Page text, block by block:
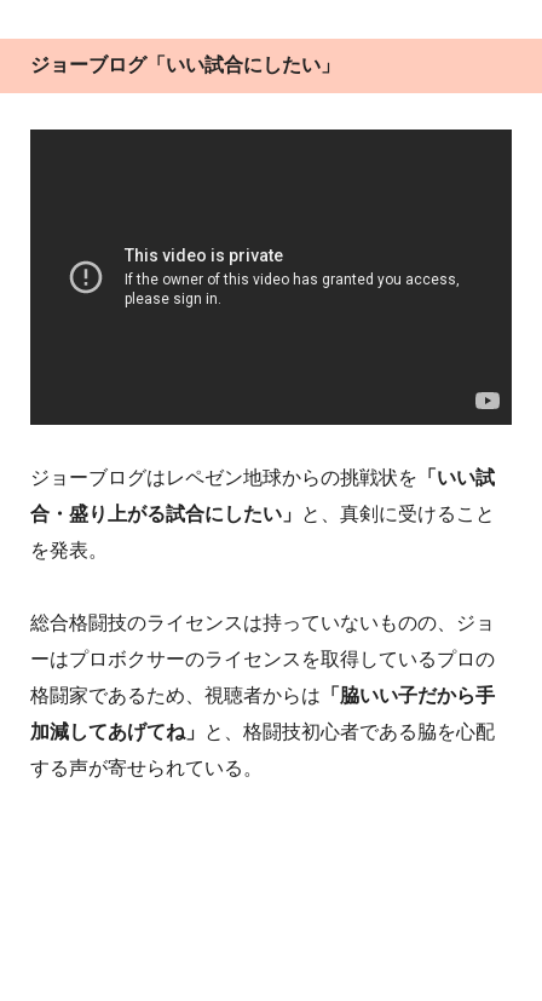
ジョーブログ「いい試合にしたい」
ジョーブログはレペゼン地球からの挑戦状を 「いい試
合・盛り上がる試合にしたい」 と、真剣に受けること
を発表。
総合格闘技のライセンスは持っていないものの、ジョ
ーはプロボクサーのライセンスを取得しているプロの
格闘家であるため、視聴者からは 「脇いい子だから手
加減してあげてね」 と、格闘技初心者である脇を心配
する声が寄せられている。